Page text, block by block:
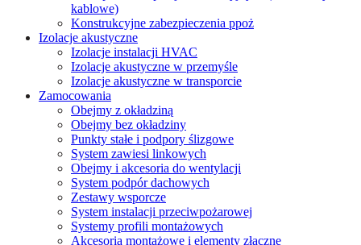
kablowe)
Konstrukcyjne zabezpieczenia ppoż
Izolacje akustyczne
Izolacje instalacji HVAC
Izolacje akustyczne w przemyśle
Izolacje akustyczne w transporcie
Zamocowania
Obejmy z okładziną
Obejmy bez okładziny
Punkty stałe i podpory ślizgowe
System zawiesi linkowych
Obejmy i akcesoria do wentylacji
System podpór dachowych
Zestawy wsporcze
System instalacji przeciwpożarowej
Systemy profili montażowych
Akcesoria montażowe i elementy złączne